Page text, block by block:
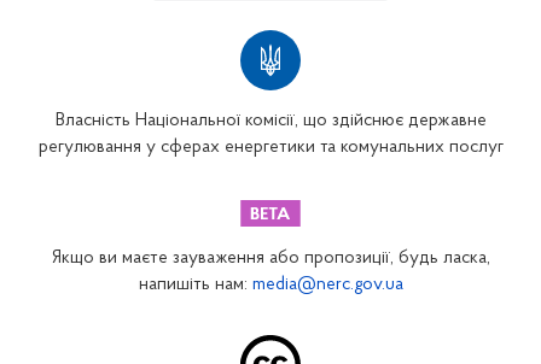
Власність Національної комісії, що здійснює державне
регулювання у сферах енергетики та комунальних послуг
Якщо ви маєте зауваження або пропозиції, будь ласка,
напишіть нам: media@nerc.gov.ua